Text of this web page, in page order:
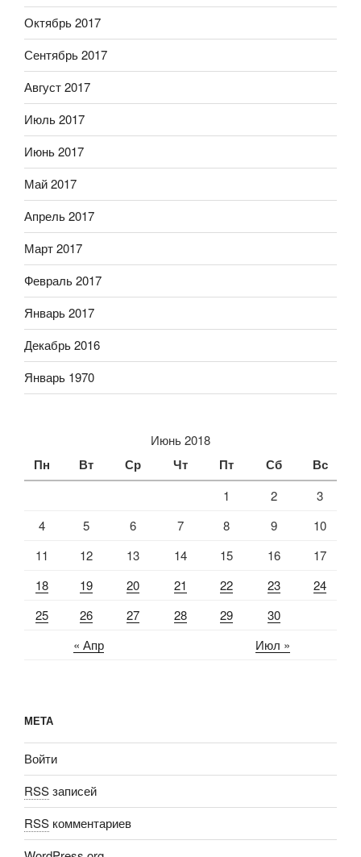
Октябрь 2017
Сентябрь 2017
Август 2017
Июль 2017
Июнь 2017
Май 2017
Апрель 2017
Март 2017
Февраль 2017
Январь 2017
Декабрь 2016
Январь 1970
Июнь 2018
Пн Вт Ср Чт Пт Сб Вс
« Апр Июл »
1 2
3
4
5 6 7 8 9
10
11
12 13 14 15 16
17
18
19 20 21 22 23
24
25
26 27 28 29 30
МЕТА
Войти
RSSзаписей
RSS комментариев